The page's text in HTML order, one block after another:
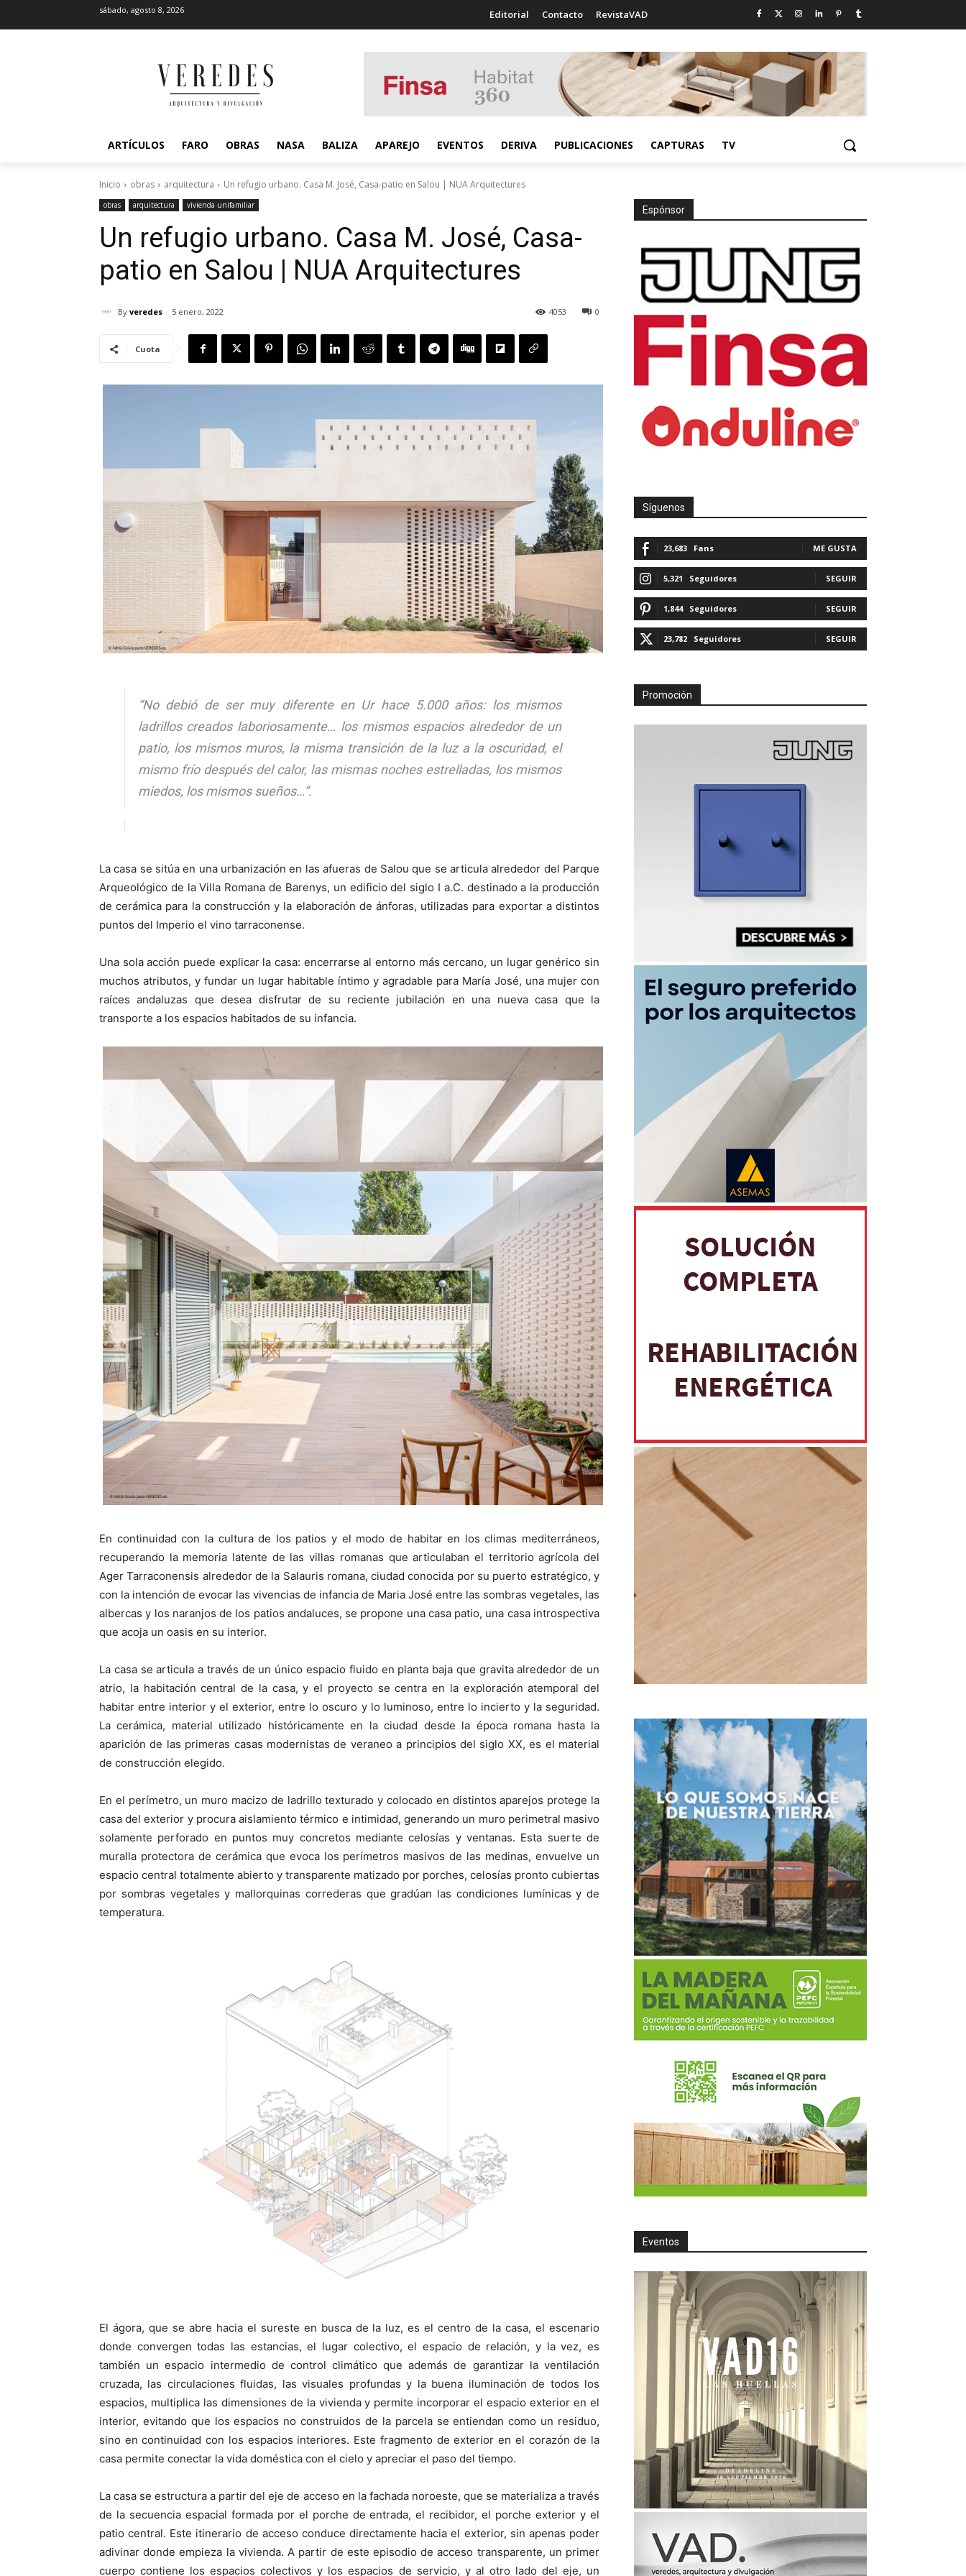
sábado, agosto 8, 2026 Editorial Contacto RevistaVAD
ARTÍCULOS FARO OBRAS NASA BALIZA APAREJO EVENTOS DERIVA PUBLICACIONES CAPTURAS TV
Inicio obras arquitectura Un refugio urbano. Casa M. José, Casa-patio en Salou | NUA Arquitectures
obras arquitectura vivienda unifamiliar
Un refugio urbano. Casa M. José, Casa-
patio en Salou | NUA Arquitectures
By veredes 5 enero, 2022 0
4053
Cuota
“No debió de ser muy diferente en Ur hace 5.000 años: los mismos
ladrillos creados laboriosamente… los mismos espacios alrededor de un
patio, los mismos muros, la misma transición de la luz a la oscuridad, el
mismo frío después del calor, las mismas noches estrelladas, los mismos
miedos, los mismos sueños…”.
La casa se sitúa en una urbanización en las afueras de Salou que se articula alrededor del Parque
Arqueológico de la Villa Romana de Barenys, un edificio del siglo I a.C. destinado a la producción
de cerámica para la construcción y la elaboración de ánforas, utilizadas para exportar a distintos
puntos del Imperio el vino tarraconense.
Una sola acción puede explicar la casa: encerrarse al entorno más cercano, un lugar genérico sin
muchos atributos, y fundar un lugar habitable íntimo y agradable para María José, una mujer con
raíces andaluzas que desea disfrutar de su reciente jubilación en una nueva casa que la
transporte a los espacios habitados de su infancia.
En continuidad con la cultura de los patios y el modo de habitar en los climas mediterráneos,
recuperando la memoria latente de las villas romanas que articulaban el territorio agrícola del
Ager Tarraconensis alrededor de la Salauris romana, ciudad conocida por su puerto estratégico, y
con la intención de evocar las vivencias de infancia de Maria José entre las sombras vegetales, las
albercas y los naranjos de los patios andaluces, se propone una casa patio, una casa introspectiva
que acoja un oasis en su interior.
La casa se articula a través de un único espacio fluido en planta baja que gravita alrededor de un
atrio, la habitación central de la casa, y el proyecto se centra en la exploración atemporal del
habitar entre interior y el exterior, entre lo oscuro y lo luminoso, entre lo incierto y la seguridad.
La cerámica, material utilizado históricamente en la ciudad desde la época romana hasta la
aparición de las primeras casas modernistas de veraneo a principios del siglo XX, es el material
de construcción elegido.
En el perímetro, un muro macizo de ladrillo texturado y colocado en distintos aparejos protege la
casa del exterior y procura aislamiento térmico e intimidad, generando un muro perimetral masivo
solamente perforado en puntos muy concretos mediante celosías y ventanas. Esta suerte de
muralla protectora de cerámica que evoca los perímetros masivos de las medinas, envuelve un
espacio central totalmente abierto y transparente matizado por porches, celosías pronto cubiertas
por sombras vegetales y mallorquinas correderas que gradúan las condiciones lumínicas y de
temperatura.
El ágora, que se abre hacia el sureste en busca de la luz, es el centro de la casa, el escenario
donde convergen todas las estancias, el lugar colectivo, el espacio de relación, y la vez, es
también un espacio intermedio de control climático que además de garantizar la ventilación
cruzada, las circulaciones fluidas, las visuales profundas y la buena iluminación de todos los
espacios, multiplica las dimensiones de la vivienda y permite incorporar el espacio exterior en el
interior, evitando que los espacios no construidos de la parcela se entiendan como un residuo,
sino en continuidad con los espacios interiores. Este fragmento de exterior en el corazón de la
casa permite conectar la vida doméstica con el cielo y apreciar el paso del tiempo.
La casa se estructura a partir del eje de acceso en la fachada noroeste, que se materializa a través
de la secuencia espacial formada por el porche de entrada, el recibidor, el porche exterior y el
patio central. Este itinerario de acceso conduce directamente hacia el exterior, sin apenas poder
adivinar donde empieza la vivienda. A partir de este episodio de acceso transparente, un primer
cuerpo contiene los espacios colectivos y los espacios de servicio, y al otro lado del eje, un
Espónsor
Síguenos
23,683 Fans ME GUSTA
5,321 Seguidores SEGUIR
1,844 Seguidores SEGUIR
23,782 Seguidores SEGUIR
Promoción
Eventos